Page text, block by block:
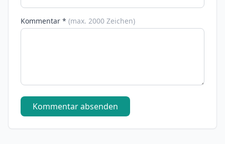
Kommentar * (max. 2000 Zeichen)
Kommentar absenden